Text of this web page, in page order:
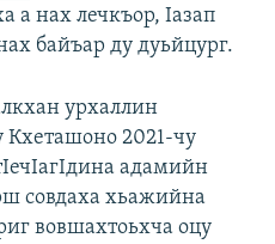
а нах лечкъор, Iазап
байъар ду дуьйцург.
урхаллин
Кхеташоно 2021-чу
адамийн
совдаха хьажийна
вовшахтоьхча оцу